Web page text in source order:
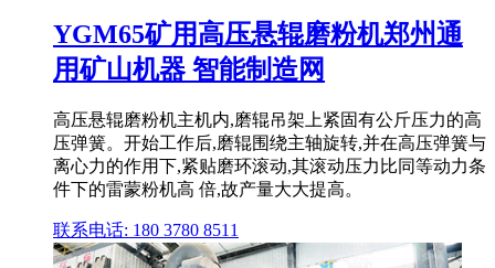
YGM65矿用高压悬辊磨粉机郑州通
用矿山机器 智能制造网
高压悬辊磨粉机主机内,磨辊吊架上紧固有公斤压力的高
压弹簧。开始工作后,磨辊围绕主轴旋转,并在高压弹簧与
离心力的作用下,紧贴磨环滚动,其滚动压力比同等动力条
件下的雷蒙粉机高 倍,故产量大大提高。
联系电话: 180 3780 8511